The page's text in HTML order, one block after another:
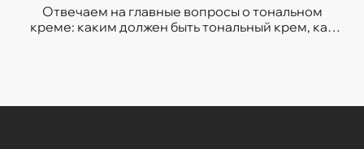
Отвечаем на главные вопросы о тональном
креме: каким должен быть тональный крем, как